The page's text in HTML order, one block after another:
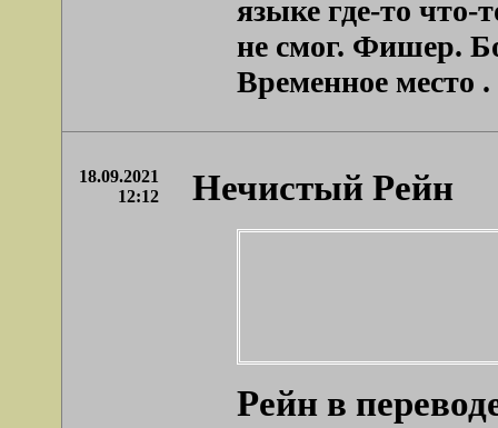
языке где-то что-
не смог. Фишер.
Временное место .
18.09.2021
12:12
Нечистый Рейн
Рейн в